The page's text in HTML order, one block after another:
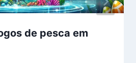
de pesca em